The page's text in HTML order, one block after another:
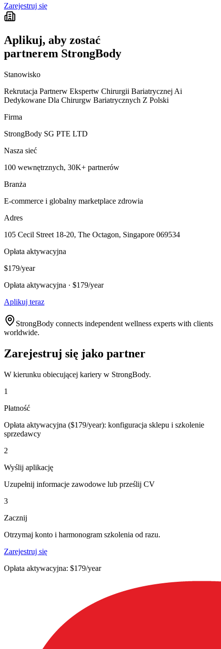
Zarejestruj się
Aplikuj, aby zostać
partnerem StrongBody
Stanowisko
Rekrutacja Partnerw Ekspertw Chirurgii Bariatrycznej Ai
Dedykowane Dla Chirurgw Bariatrycznych Z Polski
Firma
StrongBody SG PTE LTD
Nasza sieć
100 wewnętrznych, 30K+ partnerów
Branża
E-commerce i globalny marketplace zdrowia
Adres
105 Cecil Street 18-20, The Octagon, Singapore 069534
Opłata aktywacyjna
$179/year
Opłata aktywacyjna · $179/year
Aplikuj teraz
StrongBody connects independent wellness experts with clients
worldwide.
Zarejestruj się jako partner
W kierunku obiecującej kariery w StrongBody.
1
Płatność
Opłata aktywacyjna ($179/year): konfiguracja sklepu i szkolenie
sprzedawcy
2
Wyślij aplikację
Uzupełnij informacje zawodowe lub prześlij CV
3
Zacznij
Otrzymaj konto i harmonogram szkolenia od razu.
Zarejestruj się
Opłata aktywacyjna: $179/year